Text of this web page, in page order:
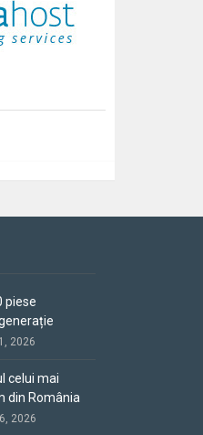
piese
2026
celui mai
din România
2026